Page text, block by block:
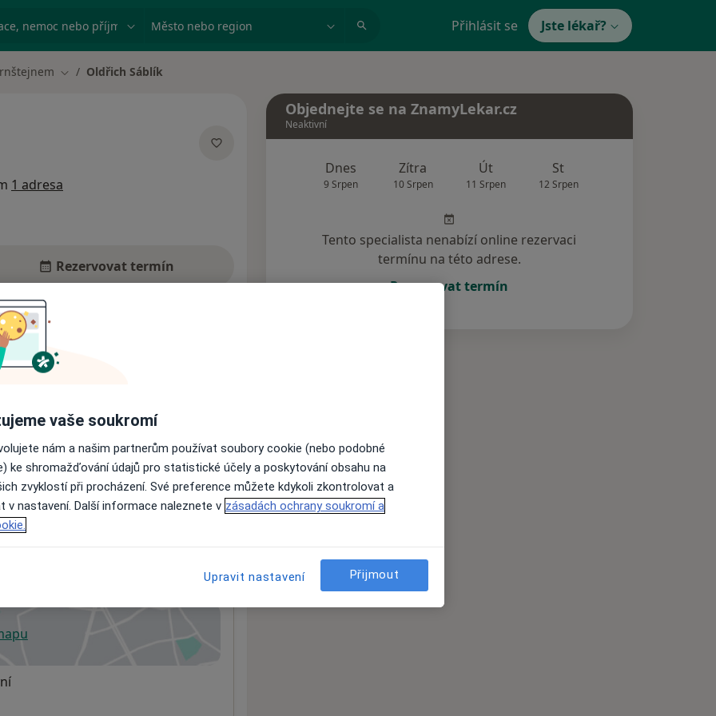
nemoc nebo příjmení Město nebo region Přihlásit se Jste lékař?
Změna města
Oldřich Sáblík
1 adresa
Rezervovat termín
nejsou k dispozici
informace o svých službách.
v nové záložce
Objednejte se na ZnamyLekar.cz
Neaktivní
Dnes
9 Srpen
Zítra
10 Srpen
Út
11 Srpen
St
12 Srpen
Tento specialista nenabízí online rezervaci
termínu na této adrese.
Rezervovat termín
vaše soukromí
nám a našim partnerům používat soubory cookie (nebo podobné
ke shromažďování údajů pro statistické účely a poskytování obsahu na
zvyklostí při procházení. Své preference můžete kdykoli zkontrolovat a
v nastavení. Další informace naleznete v zásadách ochrany soukromí a
Upravit nastavení Přijmout